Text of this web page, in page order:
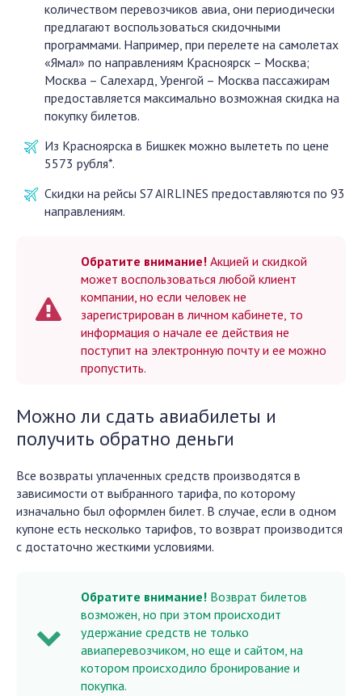
количеством перевозчиков авиа, они периодически
предлагают воспользоваться скидочными
программами. Например, при перелете на самолетах
«Ямал» по направлениям Красноярск – Москва;
Москва – Салехард, Уренгой – Москва пассажирам
предоставляется максимально возможная скидка на
покупку билетов.
Из Красноярска в Бишкек можно вылететь по цене
5573 рубля*.
Скидки на рейсы S7 AIRLINES предоставляются по 93
направлениям.
Обратите внимание! Акцией и скидкой
может воспользоваться любой клиент
компании, но если человек не
зарегистрирован в личном кабинете, то
информация о начале ее действия не
поступит на электронную почту и ее можно
пропустить.
Можно ли сдать авиабилеты и
получить обратно деньги
Все возвраты уплаченных средств производятся в
зависимости от выбранного тарифа, по которому
изначально был оформлен билет. В случае, если в одном
купоне есть несколько тарифов, то возврат производится
с достаточно жесткими условиями.
Обратите внимание! Возврат билетов
возможен, но при этом происходит
удержание средств не только
авиаперевозчиком, но еще и сайтом, на
котором происходило бронирование и
покупка.